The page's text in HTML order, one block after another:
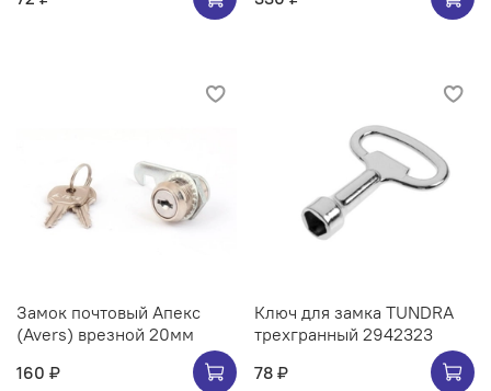
Замок почтовый Апекс
(Avers) врезной 20мм
160 ₽
Ключ для замка TUNDRA
трехгранный 2942323
78 ₽